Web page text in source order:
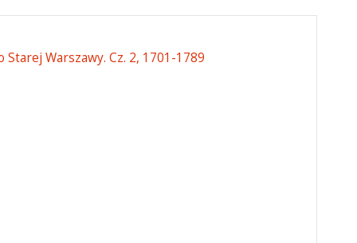
Warszawy. Cz. 2, 1701-1789